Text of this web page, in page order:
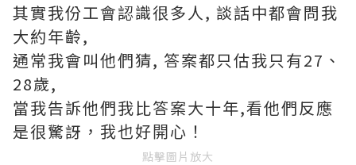
其實我份工會認識很多人, 談話中都會問我
大約年齡,
通常我會叫他們猜, 答案都只估我只有27、
28歲,
當我告訴他們我比答案大十年,看他們反應
是很驚訝 ，我也好開心！
點擊圖片放大